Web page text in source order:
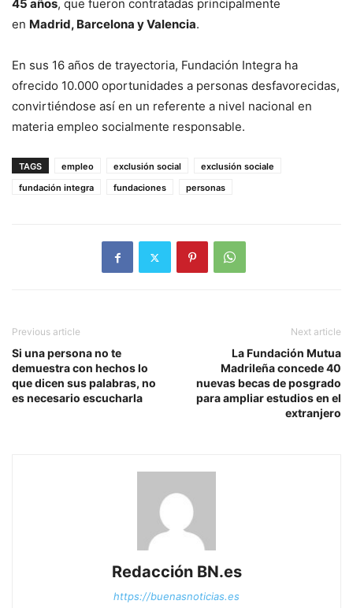
45 años, que fueron contratadas principalmente
en Madrid, Barcelona y Valencia.
En sus 16 años de trayectoria, Fundación Integra ha
ofrecido 10.000 oportunidades a personas desfavorecidas,
convirtiéndose así en un referente a nivel nacional en
materia empleo socialmente responsable.
TAGS empleo exclusión social
exclusión sociale
fundación integra
fundaciones personas
Previous article
Si una persona no te
demuestra con hechos lo
que dicen sus palabras, no
es necesario escucharla
Next article
La Fundación Mutua
Madrileña concede 40
nuevas becas de posgrado
para ampliar estudios en el
extranjero
Redacción BN.es
https://buenasnoticias.es